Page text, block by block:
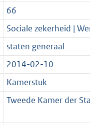
b
66
Sociale zekerheid |
staten generaal
2014-02-10
Kamerstuk
Tweede Kamer der